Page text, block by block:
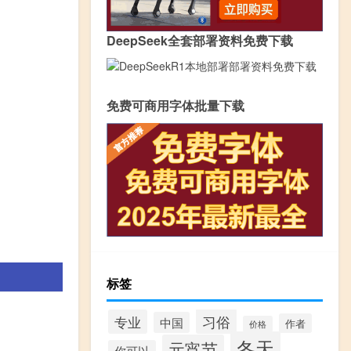
DeepSeek全套部署资料免费下载
免费可商用字体批量下载
标签
专业 中国 习俗 价格 作者